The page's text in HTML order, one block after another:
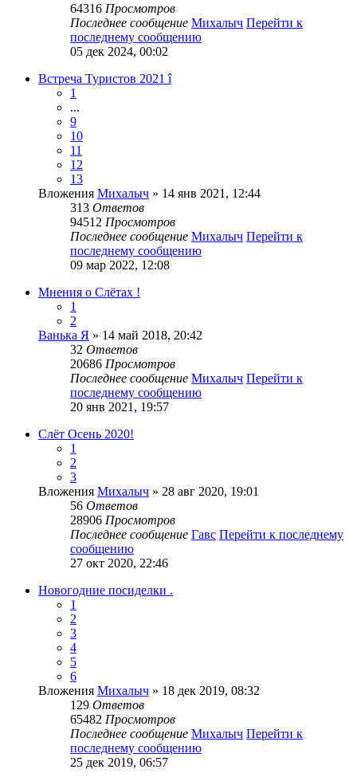
64316 Просмотров
Последнее сообщение Михалыч Перейти к
последнему сообщению
05 дек 2024, 00:02
Встреча Туристов 2021 î
1
...
9
10
11
12
13
Вложения Михалыч » 14 янв 2021, 12:44
313 Ответов
94512 Просмотров
Последнее сообщение Михалыч Перейти к
последнему сообщению
09 мар 2022, 12:08
Мнения о Слётах !
1
2
Ванька Я » 14 май 2018, 20:42
32 Ответов
20686 Просмотров
Последнее сообщение Михалыч Перейти к
последнему сообщению
20 янв 2021, 19:57
Слёт Осень 2020!
1
2
3
Вложения Михалыч » 28 авг 2020, 19:01
56 Ответов
28906 Просмотров
Последнее сообщение Гавс Перейти к последнему
сообщению
27 окт 2020, 22:46
Новогодние посиделки .
1
2
3
4
5
6
Вложения Михалыч » 18 дек 2019, 08:32
129 Ответов
65482 Просмотров
Последнее сообщение Михалыч Перейти к
последнему сообщению
25 дек 2019, 06:57